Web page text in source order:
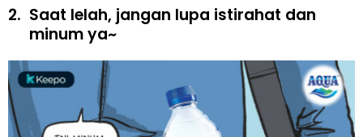
2. Saat lelah, jangan lupa istirahat dan
minum ya~